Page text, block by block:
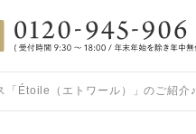
「Étoile（エトワール）」のご紹介♪